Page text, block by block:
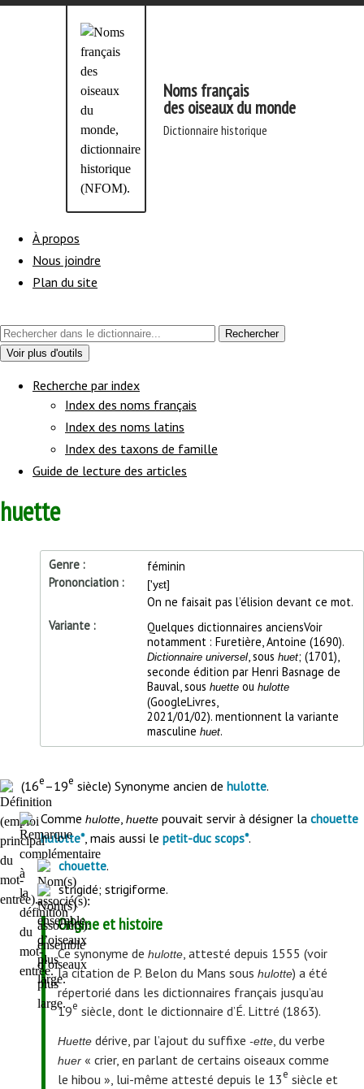
Aller
Noms français
des oiseaux du monde
dictionnaire historique
À propos
Nous joindre
Plan du site
Rechercher
Voir plus d'outils
navigation
Recherche par index
Index des noms français
Index des noms latins
Index des taxons de famille
Guide de lecture des articles
huette
Genre
féminin
Prononciation
['yɛt]
Précisions
sur
la
On ne faisait pas l’élision devant ce mot.
Variante
Quelques dictionnaires anciensVoir
notamment : Furetière, Antoine (1690).
Dictionnaire universel, sous huet; (1701),
seconde édition par Henri Basnage de
Bauval, sous huette ou hulotte
(GoogleLivres,
2021/01/02).mentionnent la variante
masculine huet.
Début
de
l'article
(16e–19e siècle) Synonyme ancien de hulotte.
Comme hulotte, huette pouvait servir à désigner la chouette
hulotte*, mais aussi le petit-duc scops*.
​​​​​​​chouette.
strigidé; strigiforme.
Origine et histoire
Ce synonyme de hulotte, attesté depuis 1555 (voir
la citation de P. Belon du Mans sous hulotte) a été
répertorié dans les dictionnaires français jusqu’au
19e siècle, dont le dictionnaire d’É. Littré (1863).
Huettedérive, par l’ajout du suffixe -ette, du verbe
huer « crier, en parlant de certains oiseaux comme
le hibou », lui-même attesté depuis le 13e siècle et